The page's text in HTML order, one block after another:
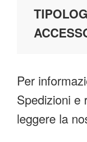
Per
Spedizioni e
leggere la